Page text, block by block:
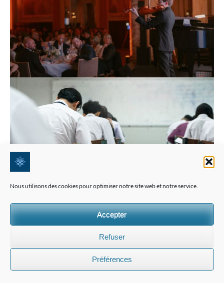
Nous utilisons des cookies pour optimiser notre site web et notre service.
Accepter
Refuser
Préférences